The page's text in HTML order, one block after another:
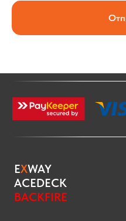
EXWAY
ACEDECK
BACKFIRE